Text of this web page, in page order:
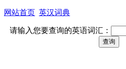
网站首页 英汉词典
请输入您要查询的英语词汇：